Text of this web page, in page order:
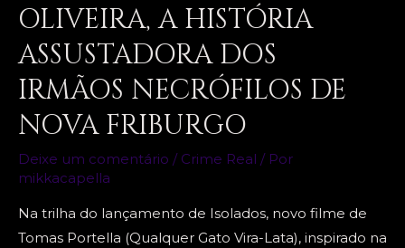
OLIVEIRA, A HISTÓRIA
ASSUSTADORA DOS
IRMÃOS NECRÓFILOS DE
NOVA FRIBURGO
Deixe um comentário / Crime Real / Por
mikkacapella
Na trilha do lançamento de Isolados, novo filme de
Tomas Portella (Qualquer Gato Vira-Lata), inspirado na